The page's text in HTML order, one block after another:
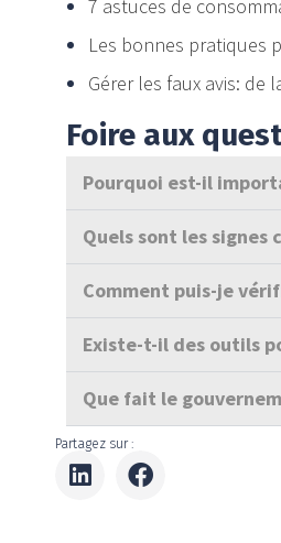
7 astuces de
Les bonnes pratiques
Gérer les faux avis:
Foire aux
Pourquoi est-il
Quels sont les signes
Comment puis-je
Existe-t-il des outils
Que fait le
Partagez sur :